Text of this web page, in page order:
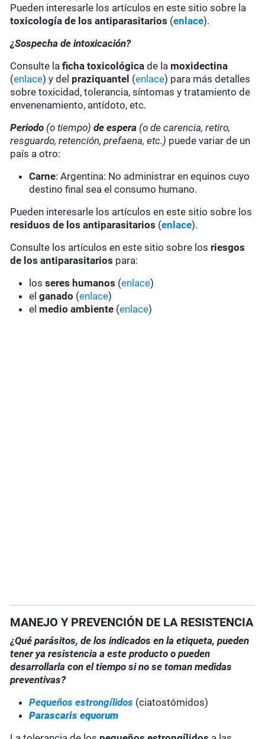
Pueden interesarle los artículos en este sitio sobre la
toxicología de los antiparasitarios (enlace).
¿Sospecha de intoxicación?
Consulte laficha toxicológica de la moxidectina
(enlace) y del praziquantel (enlace) para más detalles
sobre toxicidad, tolerancia, síntomas y tratamiento de
envenenamiento, antídoto, etc.
Periodo (o tiempo) de espera (o de carencia, retiro,
resguardo, retención, prefaena, etc.) puede variar de un
país a otro:
Carne: Argentina: No administrar en equinos cuyo
destino final sea el consumo humano.
Pueden interesarle los artículos en este sitio sobre los
residuos de los antiparasitarios (enlace).
Consulte los artículos en este sitio sobre los riesgos
de los antiparasitarios para:
losseres humanos (enlace)
elganado (enlace)
el medio ambiente (enlace)
MANEJO Y PREVENCIÓN DE LA RESISTENCIA
¿Qué parásitos, de los indicados en la etiqueta, pueden
tener ya resistencia a este producto o pueden
desarrollarla con el tiempo si no se toman medidas
preventivas?
Pequeños estrongílidos (ciatostómidos)
Parascaris equorum